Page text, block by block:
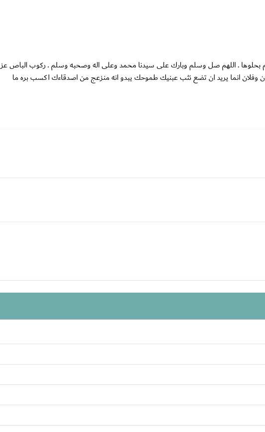
بحلوها . اللهم صل وسلم وبارك على سيدنا محمد وعلى اله وصحبه وسلم . ركوب الباص عز
وفلان انما يريد ان تضع نثب عبنيك طموحك يبدو انه منزعج من اصدقاءك اكسب بره ما